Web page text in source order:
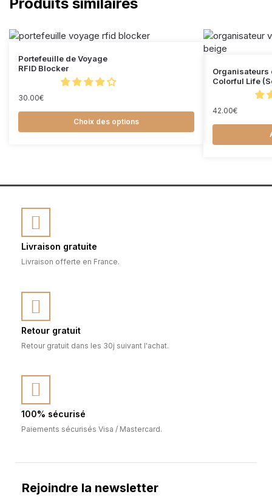
Produits similaires
Portefeuille de Voyage
RFID Blocker
30.00€
Choix des options
Organisateurs
Colorful Life
42.00€
Livraison gratuite
Livraison offerte en France.
Retour gratuit
Retour gratuit dans les 30j suivant l'achat.
100% sécurisé
Paiements sécurisés Visa / Mastercard.
Rejoindre la newsletter